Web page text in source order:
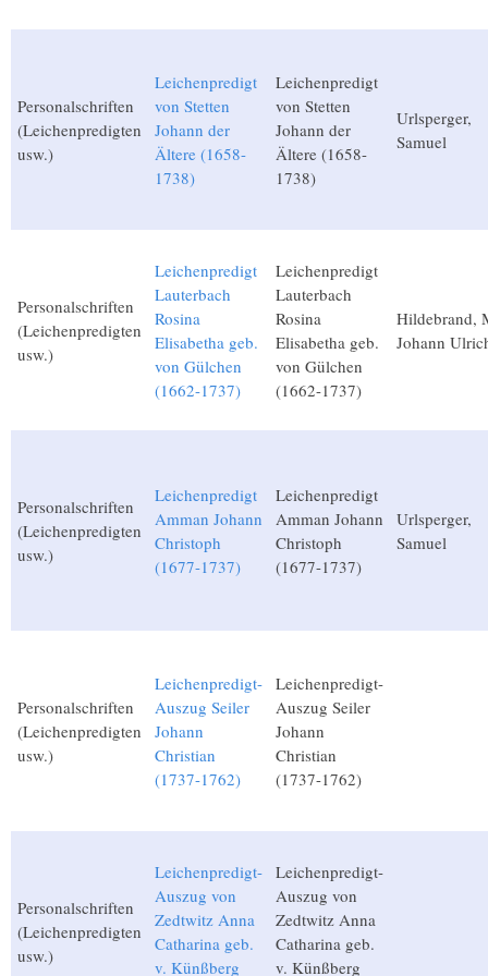
Personalschriften
(Leichenpredigten
usw.)
Leichenpredigt
von Stetten
Johann der
Ältere (1658-
1738)
Leichenpredigt
von Stetten
Johann der
Ältere (1658-
1738)
Urlsperger,
Samuel
Personalschriften
(Leichenpredigten
usw.)
Leichenpredigt
Lauterbach
Rosina
Elisabetha geb.
von Gülchen
(1662-1737)
Leichenpredigt
Lauterbach
Rosina
Elisabetha geb.
von Gülchen
(1662-1737)
Hildebrand,
Johann
Personalschriften
(Leichenpredigten
usw.)
Leichenpredigt
Amman Johann
Christoph
(1677-1737)
Leichenpredigt
Amman Johann
Christoph
(1677-1737)
Urlsperger,
Samuel
Personalschriften
(Leichenpredigten
usw.)
Leichenpredigt-
Auszug Seiler
Johann
Christian
(1737-1762)
Leichenpredigt-
Auszug Seiler
Johann
Christian
(1737-1762)
Personalschriften
(Leichenpredigten
usw.)
Leichenpredigt-
Auszug von
Zedtwitz Anna
Catharina geb.
v. Künßberg
Leichenpredigt-
Auszug von
Zedtwitz Anna
Catharina geb.
v. Künßberg